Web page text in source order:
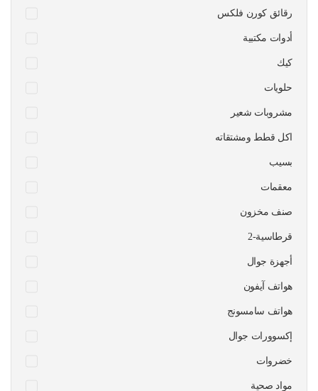
رقائق كورن فلكس
أدوات مكتبية
كيك
حلويات
مشروبات شعير
اكل قطط ومشتقاته
بسيب
معقمات
صنف مخزون
قرطاسية-2
أجهزة جوال
هواتف آيفون
هواتف سامسونج
إكسوورات جوال
خضروات
مواد صحية